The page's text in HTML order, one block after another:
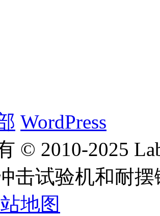
WordPress
© 2010-2025
击试验机和耐
地图